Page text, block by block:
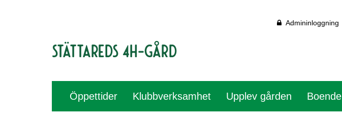
Stättareds 4H-gård
Admininloggning
Öppettider Klubbverksamhet Upplev gården Boende